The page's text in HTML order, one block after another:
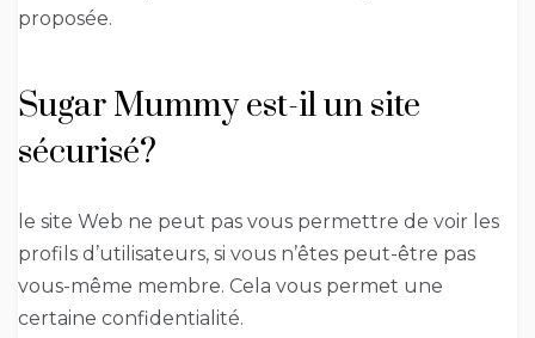
proposée.
Sugar Mummy est-il un site
sécurisé?
le site Web ne peut pas vous permettre de voir les
profils d’utilisateurs, si vous n’êtes peut-être pas
vous-même membre. Cela vous permet une
certaine confidentialité.